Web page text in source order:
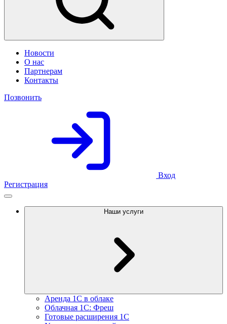
Новости
О нас
Партнерам
Контакты
Позвонить
Вход
Регистрация
Наши услуги
Аренда 1С в облаке
Облачная 1С: Фреш
Готовые расширения 1С